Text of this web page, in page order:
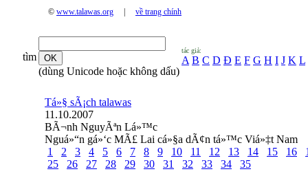
© www.talawas.org về trang chính
tìm
(dùng Unicode hoặc không dấu)
tác giả:
A B C D Đ E F G H I J K L
Tá»§ sÃ¡ch talawas
11.10.2007
BÃ¬nh NguyÃªn Lá»™c
Nguá»“n gá»‘c MÃ£ Lai cá»§a dÃ¢n tá»™c Viá»‡t Nam
1
2 3 4 5 6 7 8 9 10 11 12 13 14 15 16
25
26 27 28 29 30 31 32 33 34 35